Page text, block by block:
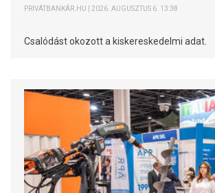
PRIVÁTBANKÁR.HU | 2026. AUGUSZTUS 6. 13:38
Csalódást okozott a kiskereskedelmi adat.